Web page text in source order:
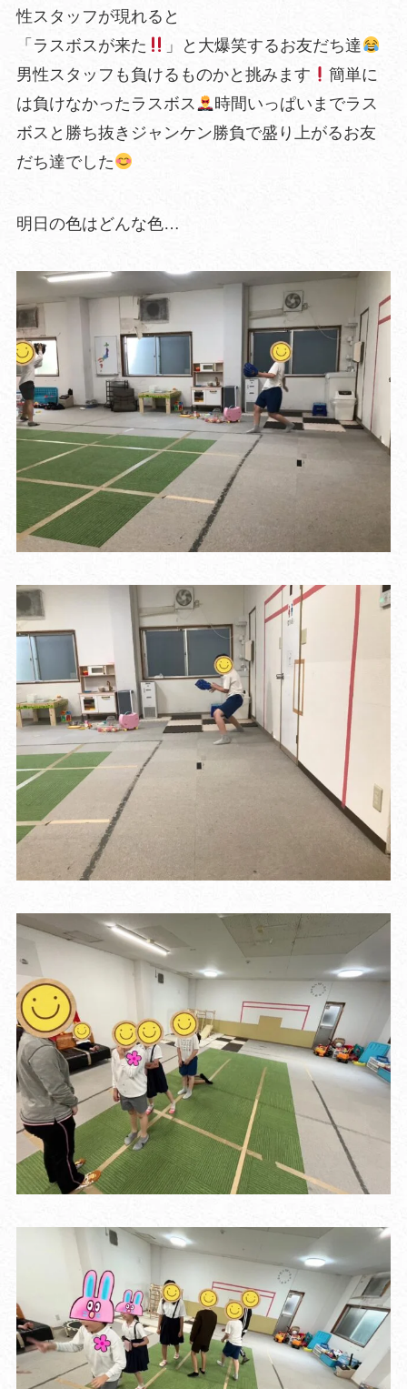
性スタッフが現れると
「ラスボスが来た
」と大爆笑するお友だち達
男性スタッフも負けるものかと挑みます
簡単に
は負けなかったラスボス
時間いっぱいまでラス
ボスと勝ち抜きジャンケン勝負で盛り上がるお友
だち達でした
明日の色はどんな色…